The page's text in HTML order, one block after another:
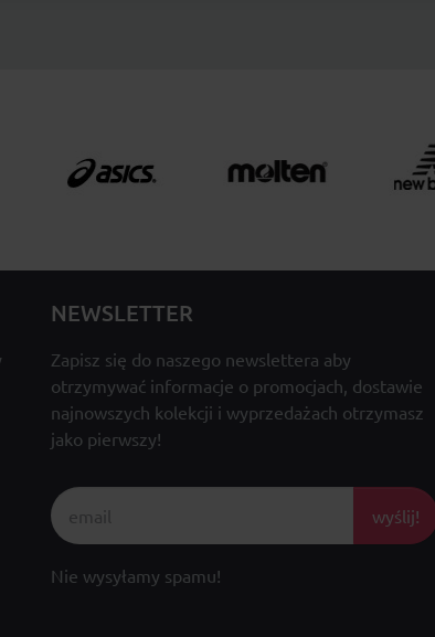
NEWSLETTER
Zapisz się do naszego newslettera aby
otrzymywać informacje o promocjach, dostawie
najnowszych kolekcji i wyprzedażach otrzymasz
jako pierwszy!
wyślij!
Nie wysyłamy spamu!